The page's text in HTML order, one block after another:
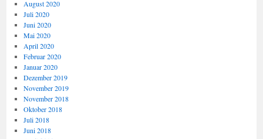
August 2020
Juli 2020
Juni 2020
Mai 2020
April 2020
Februar 2020
Januar 2020
Dezember 2019
November 2019
November 2018
Oktober 2018
Juli 2018
Juni 2018